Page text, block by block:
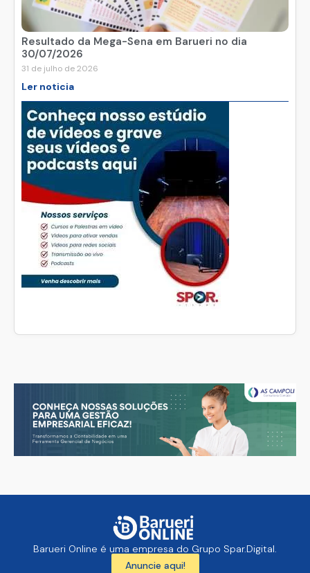
Resultado da Mega-Sena em Barueri no dia
30/07/2026
31 de julho de 2026
Ler noticia
Barueri Online é uma empresa do Grupo Spar.Digital.
Anuncie aqui!